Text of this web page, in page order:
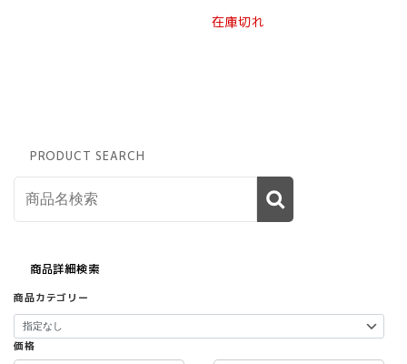
在庫切れ
PRODUCT SEARCH
商品詳細検索
商品カテゴリー
価格